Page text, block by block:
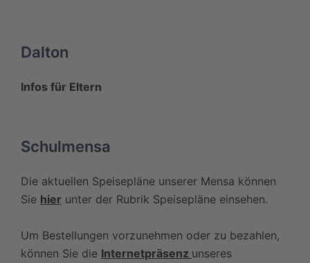
beim Gegenbesuch
& Frau Tiedemann
Dalton
Infos für Eltern
Schulmensa
Die aktuellen Speisepläne unserer Mensa können
Sie hier unter der Rubrik Speisepläne einsehen.
Um Bestellungen vorzunehmen oder zu bezahlen,
können Sie die Internetpräsenz unseres